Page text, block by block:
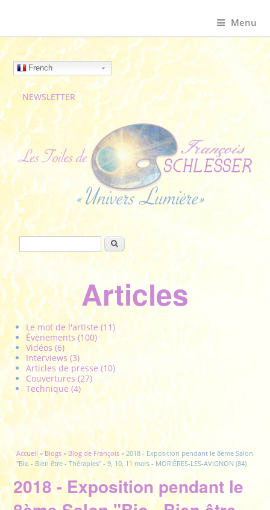
Menu
French
NEWSLETTER
Formulaire de recherche
Rechercher
Articles
Le mot de l'artiste (11)
Évènements (100)
Vidéos (6)
Interviews (3)
Articles de presse (10)
Couvertures (27)
Technique (4)
Vous êtes ici
Accueil»Blogs»Blog de François» 2018 - Exposition pendant le 8ème Salon
"Bio - Bien être - Thérapies" - 9, 10, 11 mars - MORIÈRES-LES-AVIGNON (84)
2018 - Exposition pendant le